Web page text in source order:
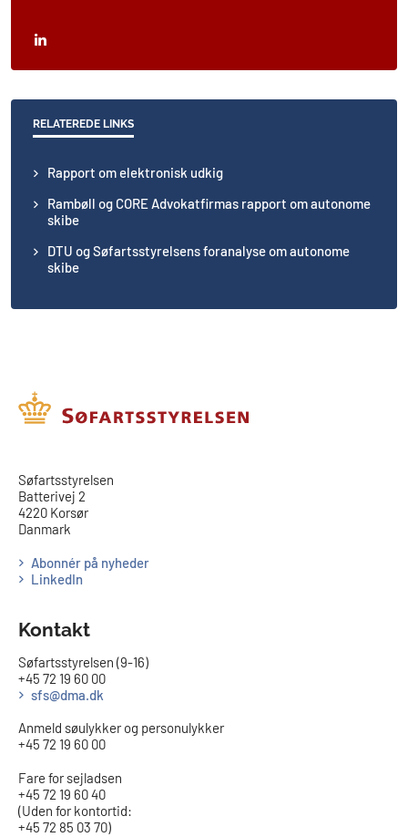
RELATEREDE LINKS
Rapport om elektronisk udkig
Rambøll og CORE Advokatfirmas rapport om autonome
skibe
DTU og Søfartsstyrelsens foranalyse om autonome
skibe
​​Søfartsstyrelsen
Batterivej 2
4220 Korsør
Danmark
Abonnér på nyheder
LinkedIn
Kontakt
Søfartsstyrelsen (9-16)
+45 72 19 60 00
sfs@dma.dk
Anmeld søulykker og personulykker
+45 72 19 60 00
Fare for sejladsen
+45 72 19 60 40
(Uden for kontortid:
+45 72 85 03 70)